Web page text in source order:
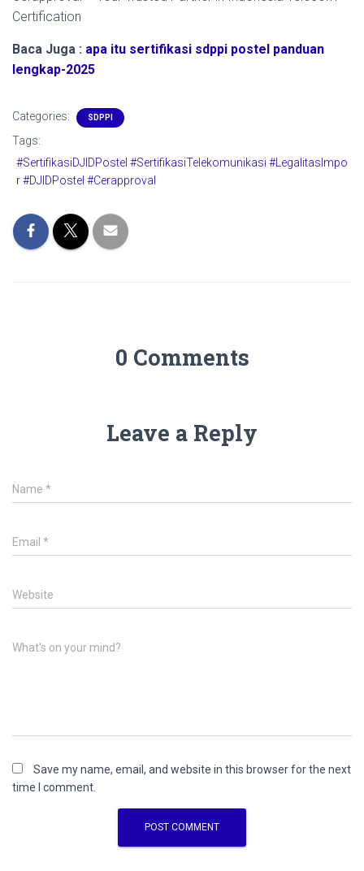
Certification
Baca Juga : apa itu sertifikasi sdppi postel panduan
lengkap-2025
Categories: SDPPI
Tags:
#SertifikasiDJIDPostel #SertifikasiTelekomunikasi #LegalitasImpo
r #DJIDPostel #Cerapproval
0 Comments
Leave a Reply
Name *
Email *
Website
What's on your mind?
Save my name, email, and website in this browser for the next
time I comment.